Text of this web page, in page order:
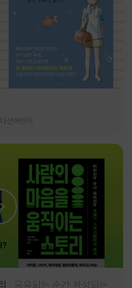
다산어린이
공유되는 순간 완성되는